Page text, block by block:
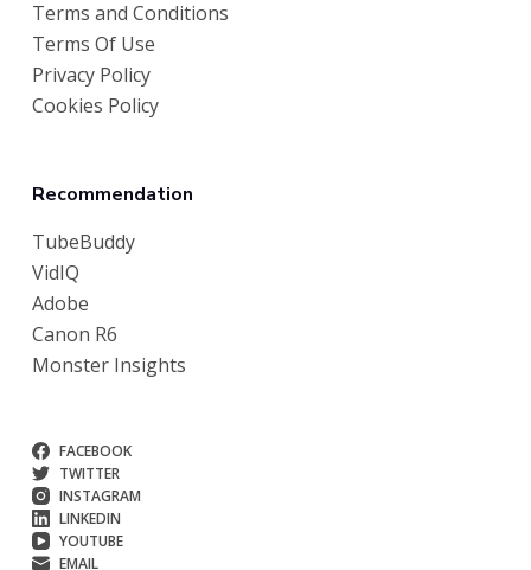
Terms and Conditions
Terms Of Use
Privacy Policy
Cookies Policy
Recommendation
TubeBuddy
VidIQ
Adobe
Canon R6
Monster Insights
FACEBOOK
TWITTER
INSTAGRAM
LINKEDIN
YOUTUBE
EMAIL